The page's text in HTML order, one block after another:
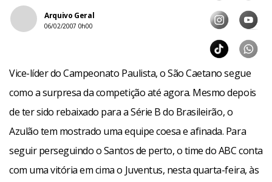
Arquivo Geral
06/02/2007 0h00
Vice-líder do Campeonato Paulista, o São Caetano segue
como a surpresa da competição até agora. Mesmo depois
de ter sido rebaixado para a Série B do Brasileirão, o
Azulão tem mostrado uma equipe coesa e afinada. Para
seguir perseguindo o Santos de perto, o time do ABC conta
com uma vitória em cima o Juventus, nesta quarta-feira, às